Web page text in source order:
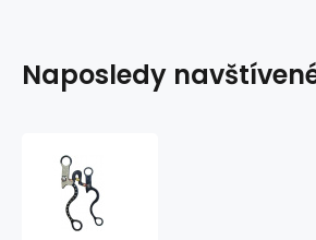
Naposledy